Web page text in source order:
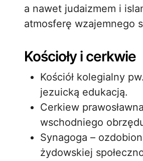
a nawet judaizmem i
atmosferę wzajemnego
Kościoły i cerkwie
Kościół kolegialny pw.
jezuicką edukacją.
Cerkiew
wschodniego
Synagoga –
żydowskiej